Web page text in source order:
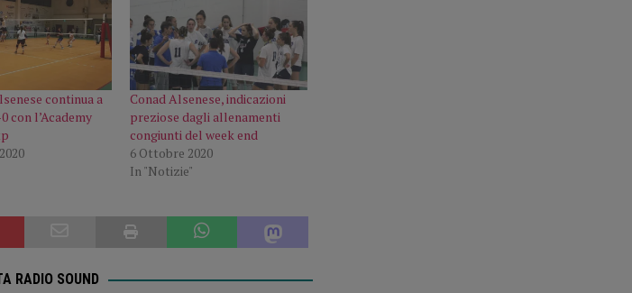
continua a
con l’Academy
Conad Alsenese, indicazioni
preziose dagli allenamenti
congiunti del week end
6 Ottobre 2020
In "Notizie"
RADIO SOUND